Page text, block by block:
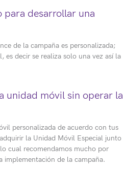
para desarrollar una
de la campaña es personalizada;
es decir se realiza solo una vez así la
unidad móvil sin operar la
personalizada de acuerdo con tus
la Unidad Móvil Especial junto
cual recomendamos mucho por
implementación de la campaña.